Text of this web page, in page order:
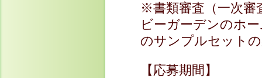
※書類審査（一次審
ビーガーデンのホ
のサンプルセット
【応募期間】